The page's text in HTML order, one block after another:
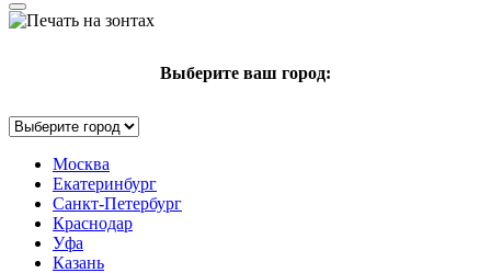
Выберите ваш город:
Москва
Екатеринбург
Санкт-Петербург
Краснодар
Уфа
Казань